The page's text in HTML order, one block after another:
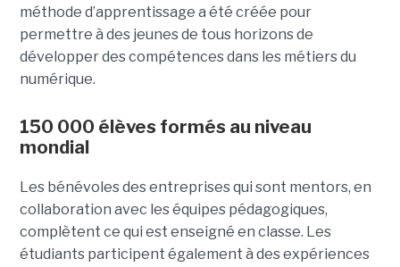
méthode d’apprentissage a été créée pour
permettre à des jeunes de tous horizons de
développer des compétences dans les métiers du
numérique.
150 000 élèves formés au niveau
mondial
Les bénévoles des entreprises qui sont mentors, en
collaboration avec les équipes pédagogiques,
complètent ce qui est enseigné en classe. Les
étudiants participent également à des expériences